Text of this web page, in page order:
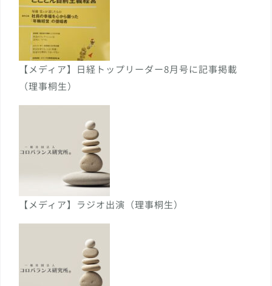
【メディア】日経トップリーダー8月号に記事掲載
（理事桐生）
【メディア】ラジオ出演（理事桐生）